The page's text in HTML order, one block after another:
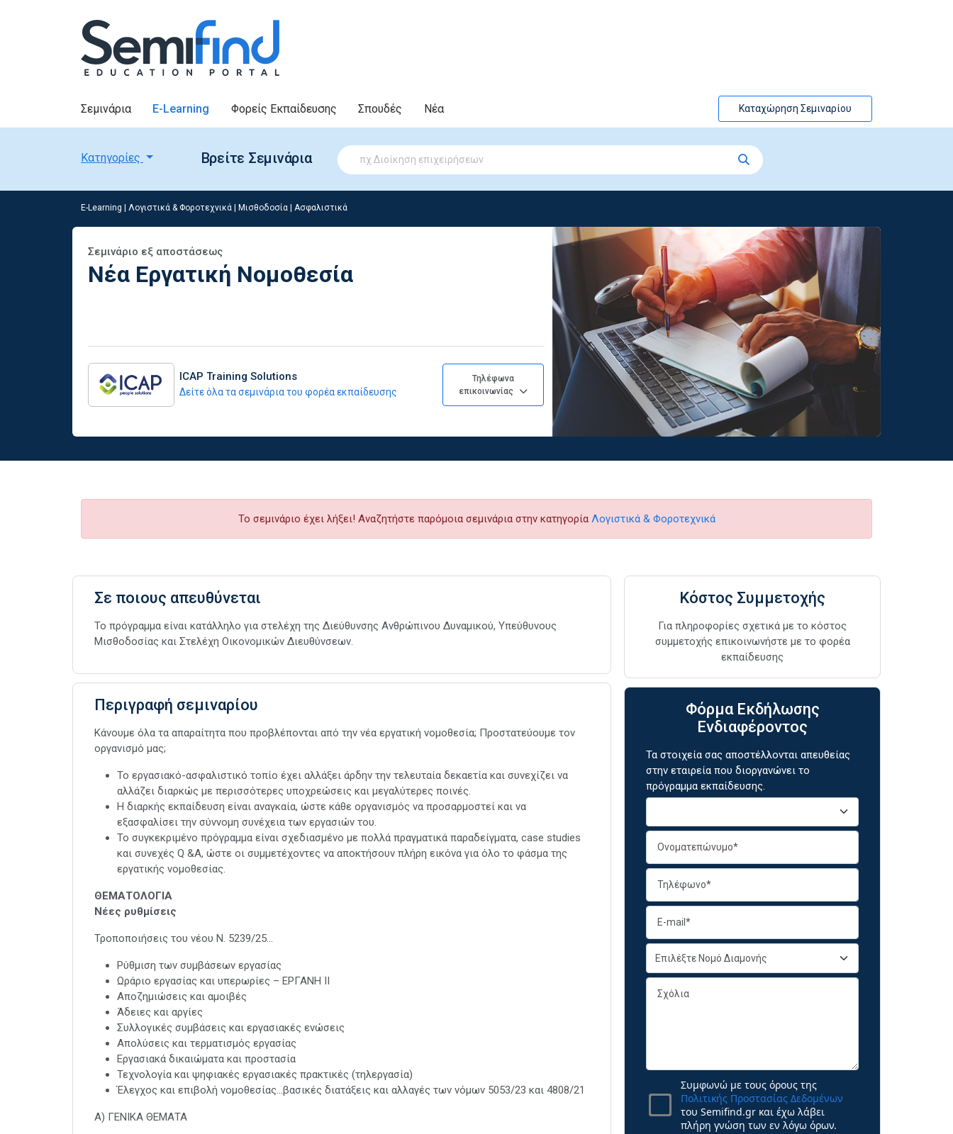
Σεμινάρια E-Learning Φορείς Εκπαίδευσης Σπουδές Νέα Καταχώρηση Σεμιναρίου
Κατηγορίες Βρείτε Σεμινάρια
E-Learning Λογιστικά & Φοροτεχνικά Μισθοδοσία | Ασφαλιστικά
Σεμινάριο εξ αποστάσεως
Nέα Εργατική Νομοθεσία
ICAP Training Solutions
Δείτε όλα τα σεμινάρια του φορέα εκπαίδευσης
Τηλέφωνα
επικοινωνίας
Το σεμινάριο έχει λήξει! Αναζητήστε παρόμοια σεμινάρια στην κατηγορία Λογιστικά & Φοροτεχνικά
Σε ποιους απευθύνεται
Το πρόγραμμα είναι κατάλληλο για στελέχη της Διεύθυνσης Ανθρώπινου Δυναμικού, Υπεύθυνους
Μισθοδοσίας και Στελέχη Οικονομικών Διευθύνσεων.
Περιγραφή σεμιναρίου
Κάνουμε όλα τα απαραίτητα που προβλέπονται από την νέα εργατική νομοθεσία; Προστατεύουμε τον
οργανισμό μας;
Το εργασιακό-ασφαλιστικό τοπίο έχει αλλάξει άρδην την τελευταία δεκαετία και συνεχίζει να
αλλάζει διαρκώς με περισσότερες υποχρεώσεις και μεγαλύτερες ποινές.
Η διαρκής εκπαίδευση είναι αναγκαία, ώστε κάθε οργανισμός να προσαρμοστεί και να
εξασφαλίσει την σύννομη συνέχεια των εργασιών του.
Το συγκεκριμένο πρόγραμμα είναι σχεδιασμένο με πολλά πραγματικά παραδείγματα, case studies
και συνεχές Q &A, ώστε οι συμμετέχοντες να αποκτήσουν πλήρη εικόνα για όλο το φάσμα της
εργατικής νομοθεσίας.
ΘΕΜΑΤΟΛΟΓΙΑ
Νέες ρυθμίσεις
Τροποποιήσεις του νέου Ν. 5239/25…
Ρύθμιση των συμβάσεων εργασίας
Ωράριο εργασίας και υπερωρίες – ΕΡΓΑΝΗ ΙΙ
Αποζημιώσεις και αμοιβές
Άδειες και αργίες
Συλλογικές συμβάσεις και εργασιακές ενώσεις
Απολύσεις και τερματισμός εργασίας
Εργασιακά δικαιώματα και προστασία
Τεχνολογία και ψηφιακές εργασιακές πρακτικές (τηλεργασία)
Έλεγχος και επιβολή νομοθεσίας…βασικές διατάξεις και αλλαγές των νόμων 5053/23 και 4808/21
Α) ΓΕΝΙΚΑ ΘΕΜΑΤΑ
Κόστος Συμμετοχής
Για πληροφορίες σχετικά με το κόστος
συμμετοχής επικοινωνήστε με το φορέα
εκπαίδευσης
Φόρμα Εκδήλωσης
Ενδιαφέροντος
Τα στοιχεία σας αποστέλλονται απευθείας
στην εταιρεία που διοργανώνει το
πρόγραμμα εκπαίδευσης.
Συμφωνώ με τους όρους της
Πολιτικής Προστασίας Δεδομένων
του Semifind.gr και έχω λάβει
πλήρη γνώση των εν λόγω όρων.